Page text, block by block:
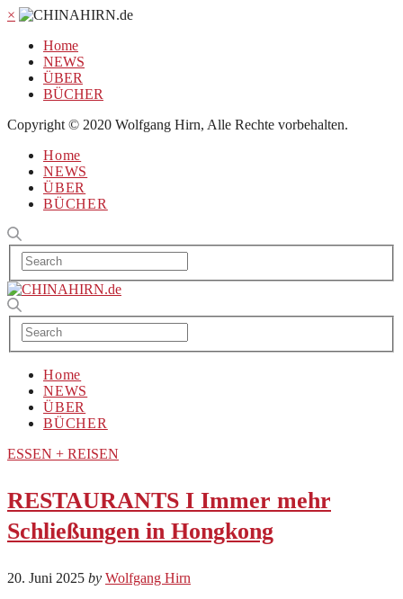
×
Home
NEWS
ÜBER
BÜCHER
Copyright © 2020 Wolfgang Hirn, Alle Rechte vorbehalten.
Home
NEWS
ÜBER
BÜCHER
Home
NEWS
ÜBER
BÜCHER
ESSEN + REISEN
RESTAURANTS I Immer mehr
Schließungen in Hongkong
20. Juni 2025 by Wolfgang Hirn